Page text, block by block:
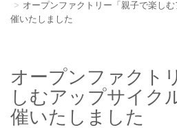
オープンファクトリー「親子で楽し
催いたしました
オープンファクト
しむアップサイク
催いたしました